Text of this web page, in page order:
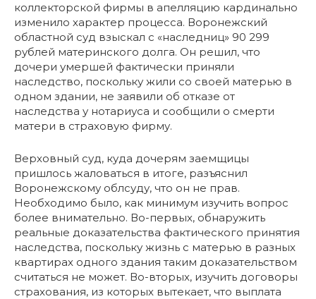
коллекторской фирмы в апелляцию кардинально
изменило характер процесса. Воронежский
областной суд взыскал с «наследниц» 90 299
рублей материнского долга. Он решил, что
дочери умершей фактически приняли
наследство, поскольку жили со своей матерью в
одном здании, не заявили об отказе от
наследства у нотариуса и сообщили о смерти
матери в страховую фирму.
Верховный суд, куда дочерям заемщицы
пришлось жаловаться в итоге, разъяснил
Воронежскому облсуду, что он не прав.
Необходимо было, как минимум изучить вопрос
более внимательно. Во-первых, обнаружить
реальные доказательства фактического принятия
наследства, поскольку жизнь с матерью в разных
квартирах одного здания таким доказательством
считаться не может. Во-вторых, изучить договоры
страхования, из которых вытекает, что выплата